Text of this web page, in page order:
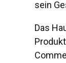
sein
Das